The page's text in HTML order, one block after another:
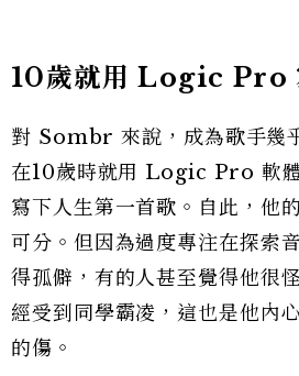
10歲就用 Logic Pro
對 Sombr 來說，成為歌手幾
在10歲時就用 Logic Pro 軟體
寫下人生第一首歌。自此，他
可分。但因為過度專注在探索
得孤僻，有的人甚至覺得他很
經受到同學霸凌，這也是他內
的傷。